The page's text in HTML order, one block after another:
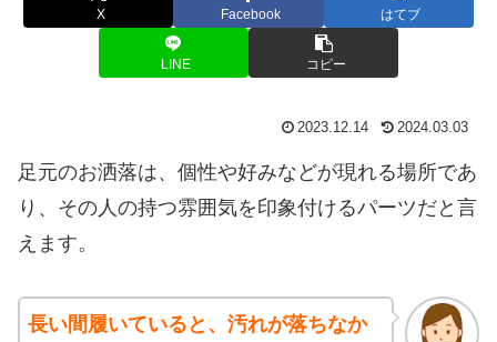
X Facebook はてブ
LINE コピー
2023.12.14 2024.03.03
足元のお洒落は、個性や好みなどが現れる場所であ
り、その人の持つ雰囲気を印象付けるパーツだと言
えます。
長い間履いていると、汚れが落ちなか